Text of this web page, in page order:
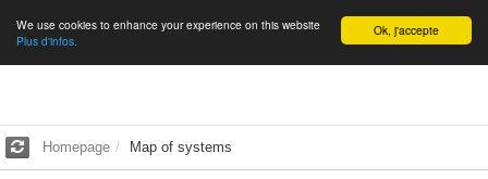
English Ok, j'accepte
We use cookies to enhance your experience on this website
Plus d'infos.
Homepage Map of systems